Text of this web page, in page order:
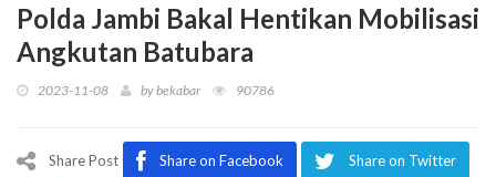
Polda Jambi Bakal Hentikan Mobilisasi
Angkutan Batubara
2023-11-08 bybekabar 90786
Share Post Share on Facebook Share on Twitter